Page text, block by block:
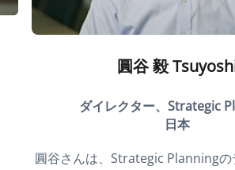
圓谷 毅
ダイレクター、Strategic
日本
圓谷さんは、Strategic Planningの